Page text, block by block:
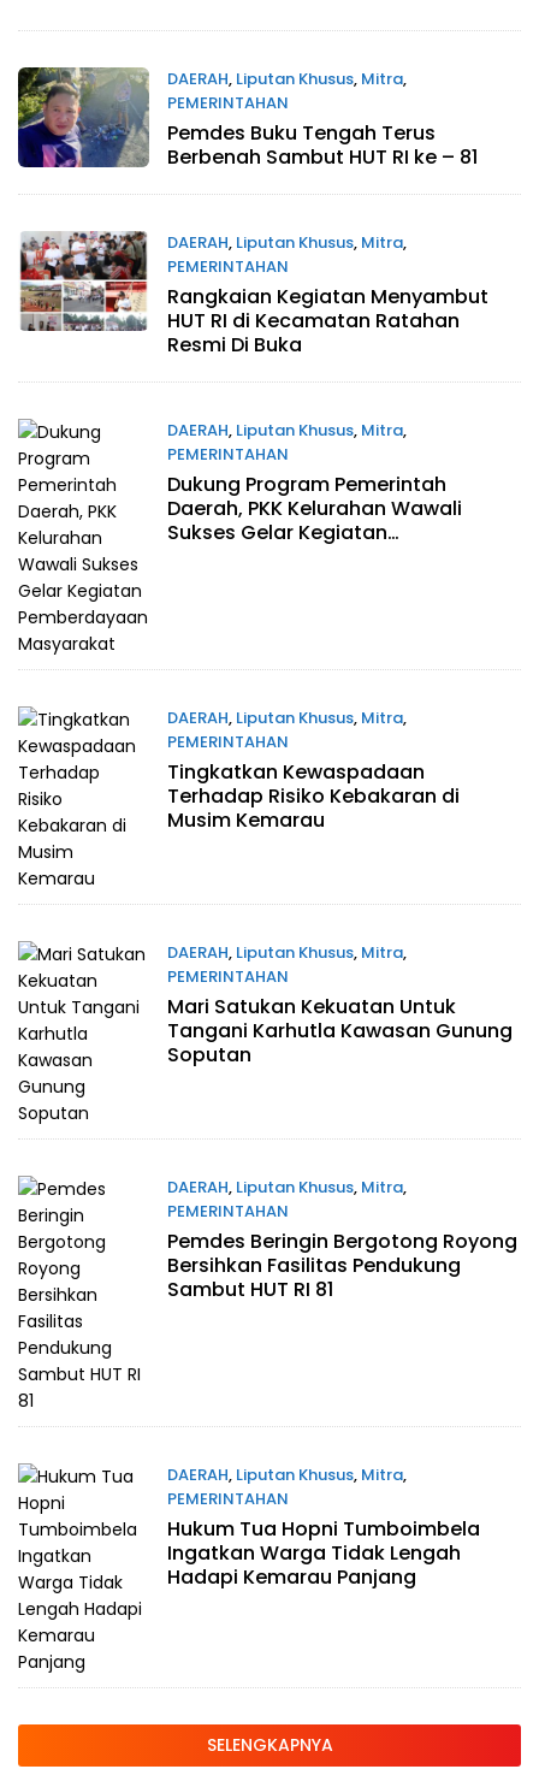
DAERAH, Liputan Khusus, Mitra,
PEMERINTAHAN
Agustus 7, 2026
Pemdes Buku Tengah Terus
Berbenah Sambut HUT RI ke – 81
DAERAH, Liputan Khusus, Mitra,
PEMERINTAHAN
Agustus 6, 2026
Rangkaian Kegiatan Menyambut
HUT RI di Kecamatan Ratahan
Resmi Di Buka
DAERAH, Liputan Khusus, Mitra,
PEMERINTAHAN
Agustus 5, 2026
Dukung Program Pemerintah
Daerah, PKK Kelurahan Wawali
Sukses Gelar Kegiatan
DAERAH, Liputan Khusus, Mitra,
PEMERINTAHAN
Agustus 5, 2026
Tingkatkan Kewaspadaan
Terhadap Risiko Kebakaran di
Musim Kemarau
DAERAH, Liputan Khusus, Mitra,
PEMERINTAHAN
Agustus 5, 2026
Mari Satukan Kekuatan Untuk
Tangani Karhutla Kawasan Gunung
Soputan
DAERAH, Liputan Khusus, Mitra,
PEMERINTAHAN
Agustus 5, 2026
Pemdes Beringin Bergotong Royong
Bersihkan Fasilitas Pendukung
Sambut HUT RI 81
DAERAH, Liputan Khusus, Mitra,
PEMERINTAHAN
Agustus 5, 2026
Hukum Tua Hopni Tumboimbela
Ingatkan Warga Tidak Lengah
Hadapi Kemarau Panjang
SELENGKAPNYA